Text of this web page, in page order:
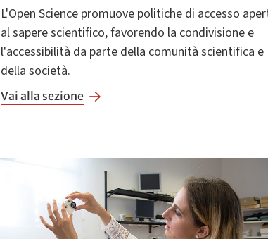
L'Open Science promuove politiche di accesso
al sapere scientifico, favorendo la condivisione e
l'accessibilità da parte della comunità scientifica e
della società.
Vai alla sezione